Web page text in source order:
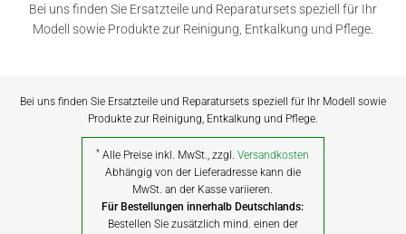
Bei uns finden Sie Ersatzteile und Reparatursets speziell für Ihr
Modell sowie Produkte zur Reinigung, Entkalkung und Pflege.
Bei uns finden Sie Ersatzteile und Reparatursets speziell für Ihr Modell sowie
Produkte zur Reinigung, Entkalkung und Pflege.
* Alle Preise inkl. MwSt., zzgl.Versandkosten
Abhängig von der Lieferadresse kann die
MwSt. an der Kasse variieren.
Für Bestellungen innerhalb Deutschlands:
Bestellen Sie zusätzlich mind. einen der